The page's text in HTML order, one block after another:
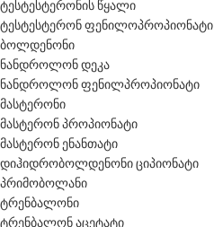
ტესტესტერონის წყალი
ტესტესტერონ ფენილოპროპიონატი
ბოლდენონი
ნანდროლონ დეკა
ნანდროლონ ფენილპროპიონატი
მასტერონი
მასტერონ პროპიონატი
მასტერონ ენანთატი
დიჰიდრობოლდენონი ციპიონატი
პრიმობოლანი
ტრენბალონი
ტრენბალონ აცეტატი